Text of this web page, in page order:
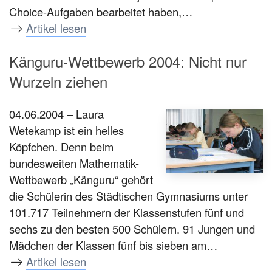
Choice-Aufgaben bearbeitet haben,…
Artikel lesen
Känguru-Wettbewerb 2004: Nicht nur
Wurzeln ziehen
04.06.2004 – Laura
Wetekamp ist ein helles
Köpfchen. Denn beim
bundesweiten Mathematik-
Wettbewerb „Känguru“ gehört
die Schülerin des Städtischen Gymnasiums unter
101.717 Teilnehmern der Klassenstufen fünf und
sechs zu den besten 500 Schülern. 91 Jungen und
Mädchen der Klassen fünf bis sieben am…
Artikel lesen